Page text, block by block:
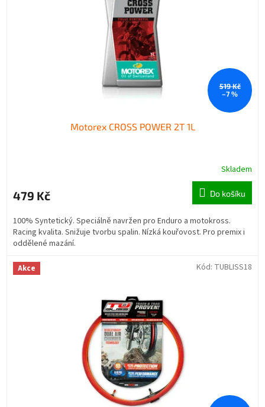
519 Kč
–7 %
Motorex CROSS POWER 2T 1L
Skladem
479 Kč Do košíku
100% Syntetický. Speciálně navržen pro Enduro a motokross.
Racing kvalita. Snižuje tvorbu spalin. Nízká kouřovost. Pro premix i
oddělené mazání.
Akce Kód: TUBLISS18